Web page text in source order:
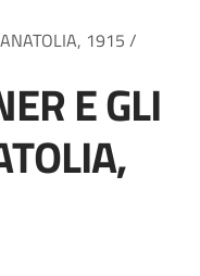
1915 /
E GLI